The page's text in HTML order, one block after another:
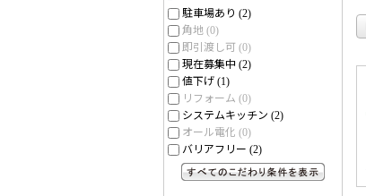
駐車場あり (2)
角地 (0)
即引渡し可 (0)
現在募集中 (2)
値下げ (1)
リフォーム (0)
システムキッチン (2)
オール電化 (0)
バリアフリー (2)